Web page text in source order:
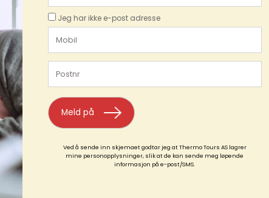
Jeg har ikke e-post adresse
Mobil
Postnr
Meld på
Ved å sende inn skjemaet godtar jeg at Thermo Tours AS lagrer
mine personopplysninger, slik at de kan sende meg løpende
informasjon på e-post/SMS.